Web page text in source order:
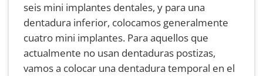
seis mini implantes dentales, y para una
dentadura inferior, colocamos generalmente
cuatro mini implantes. Para aquellos que
actualmente no usan dentaduras postizas,
vamos a colocar una dentadura temporal en el